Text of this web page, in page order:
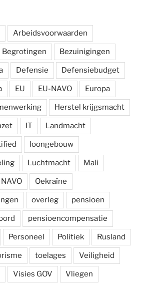
Arbeidsvoorwaarden
Begrotingen Bezuinigingen
Defensie Defensiebudget
EU EU-NAVO Europa
Herstel krijgsmacht
IT Landmacht
loongebouw
Luchtmacht Mali
NAVO Oekraïne
overleg pensioen
pensioencompensatie
Personeel Politiek Rusland
toelages Veiligheid
Visies GOV Vliegen